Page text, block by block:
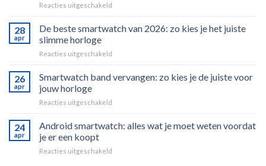
Reacties uitgeschakeld
een
smartwatch
volledig
vervangen?
28
apr
De beste smartwatch van 2026: zo kies je het juiste
slimme horloge
Reacties uitgeschakeld
smartwatch
kies
26
apr
Smartwatch band vervangen: zo kies je de juiste voor
jouw horloge
Reacties uitgeschakeld
band
vervangen:
24
apr
Android smartwatch: alles wat je moet weten voordat
je er een koopt
Reacties uitgeschakeld